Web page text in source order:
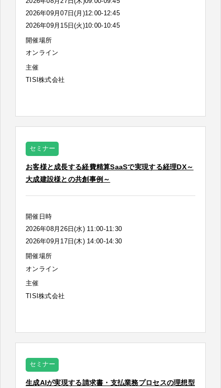
2026年09月07日(月)12:00-12:45
2026年09月15日(火)10:00-10:45
開催場所
オンライン
主催
TISI株式会社
セミナー
お客様と成長する経費精算SaaSで実現する経理DX～
大成建設様との共創事例～
開催日時
2026年08月26日(水) 11:00-11:30
2026年09月17日(木) 14:00-14:30
開催場所
オンライン
主催
TISI株式会社
セミナー
生成AIが実現する請求書・支払業務プロセスの理想型